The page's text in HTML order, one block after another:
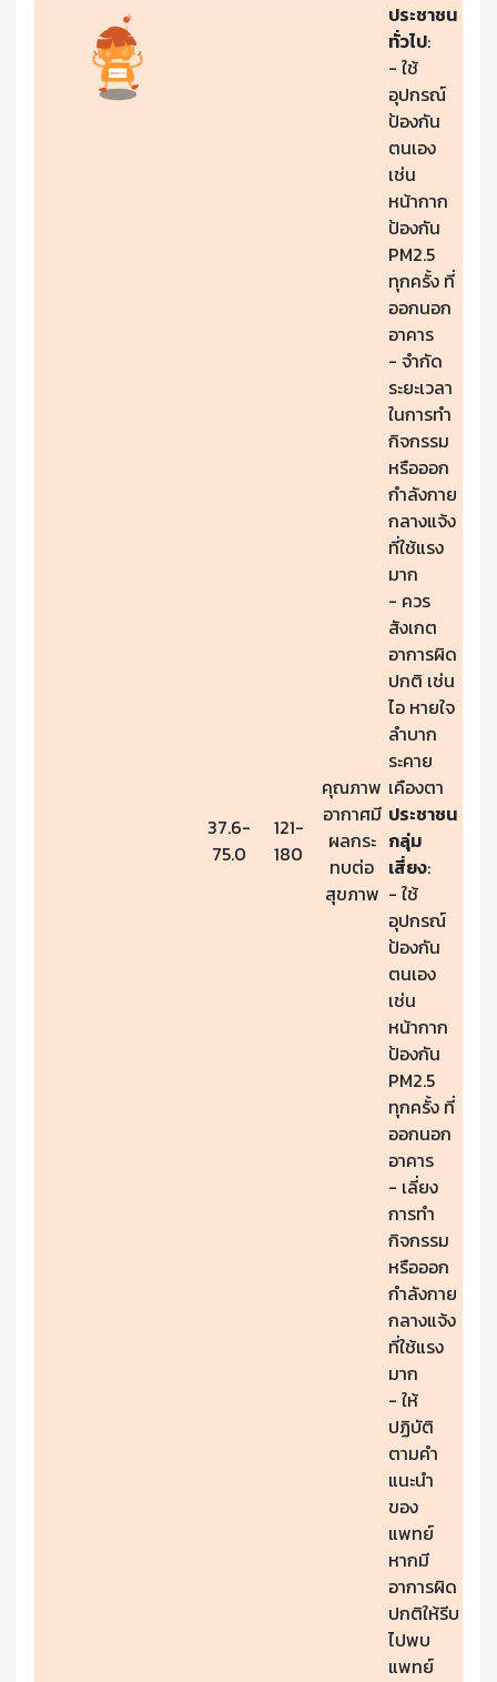
37.6-
75.0
121-
180
คุณภาพ
อากาศมี
ผลกระ
ทบต่อ
สุขภาพ
ประชาชน
ทั่วไป:
- ใช้
อุปกรณ์
ป้องกัน
ตนเอง
เช่น
หน้ากาก
ป้องกัน
PM2.5
ทุกครั้ง ที่
ออกนอก
อาคาร
- จำกัด
ระยะเวลา
ในการทำ
กิจกรรม
หรือออก
กำลังกาย
กลางแจ้ง
ที่ใช้แรง
มาก
- ควร
สังเกต
อาการผิด
ปกติ เช่น
ไอ หายใจ
ลำบาก
ระคาย
เคืองตา
ประชาชน
กลุ่ม
เสี่ยง:
- ใช้
อุปกรณ์
ป้องกัน
ตนเอง
เช่น
หน้ากาก
ป้องกัน
PM2.5
ทุกครั้ง ที่
ออกนอก
อาคาร
- เลี่ยง
การทำ
กิจกรรม
หรือออก
กำลังกาย
กลางแจ้ง
ที่ใช้แรง
มาก
- ให้
ปฏิบัติ
ตามคำ
แนะนำ
ของ
แพทย์
หากมี
อาการผิด
ปกติให้รีบ
ไปพบ
แพทย์